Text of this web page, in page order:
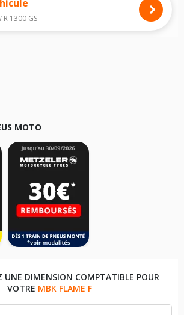
de toujours monter des pneus moto avec les
par le constructeur.
le modèle de votre motoMBK Flame F
R 1300 GS
MOTO
UNE DIMENSION COMPTATIBLE POUR
VOTRE MBK FLAME F